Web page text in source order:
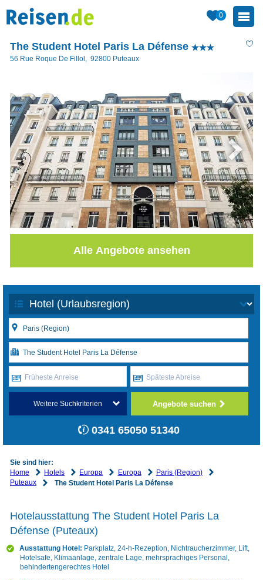
0
The Student Hotel Paris La Défense
56 Rue Roque De Fillol , 92800 Puteaux
Alle Angebote ansehen
Früheste Anreise Späteste Abreise
Weitere Suchkriterien Angebote suchen
0341 65050 51340
Sie sind hier:
Home
Hotels Europa Europa
Paris (Region)
Puteaux
The Student Hotel Paris La Défense
Hotelausstattung The Student Hotel Paris La
Défense (Puteaux)
Ausstattung Hotel: Parkplatz, 24-h-Rezeption, Nichtraucherzimmer, Lift,
Hotelsafe, Klimaanlage, zentrale Lage, mehrsprachiges Personal,
behindertengerechtes Hotel